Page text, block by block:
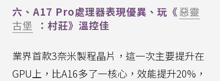
六、A17 Pro處理器表現優異、玩《惡靈
古堡
：村莊》溫控佳
業界首款3奈米製程晶片，這一次主要提升在
GPU上，比A16多了一核心，效能提升20%，